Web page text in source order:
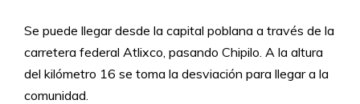
Se puede llegar desde la capital poblana a través de la
carretera federal Atlixco, pasando Chipilo. A la altura
del kilómetro 16 se toma la desviación para llegar a la
comunidad.